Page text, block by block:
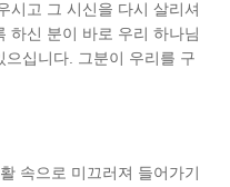
시고 그 시신을 다시 살리셔
하신 분이 바로 우리 하나님
십니다. 그분이 우리를 구
속으로 미끄러져 들어가기